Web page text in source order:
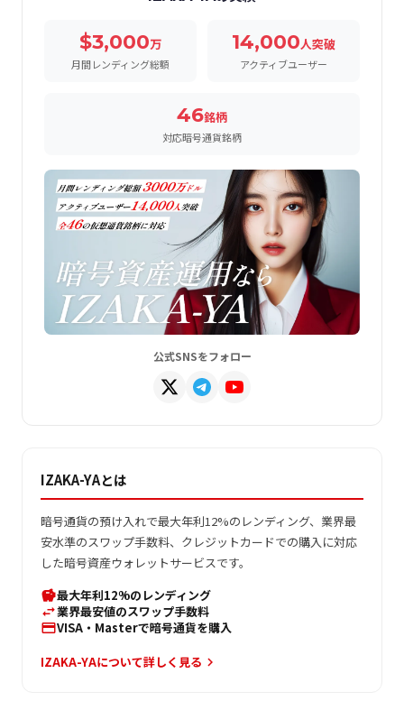
$3,000万
月間レンディング総額
14,000人突破
アクティブユーザー
46銘柄
対応暗号通貨銘柄
公式SNSをフォロー
IZAKA-YAとは
暗号通貨の預け入れで最大年利12%のレンディング、業界最
安水準のスワップ手数料、クレジットカードでの購入に対応
した暗号資産ウォレットサービスです。
savings最大年利12%のレンディング
swap_horiz業界最安値のスワップ手数料
credit_cardVISA・Masterで暗号通貨を購入
IZAKA-YAについて詳しく見る keyboard_arrow_right